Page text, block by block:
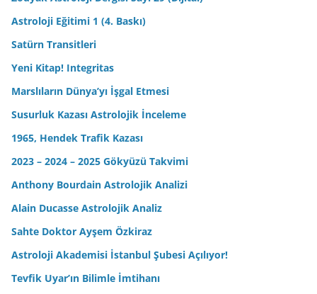
Astroloji Eğitimi 1 (4. Baskı)
Satürn Transitleri
Yeni Kitap! Integritas
Marslıların Dünya’yı İşgal Etmesi
Susurluk Kazası Astrolojik İnceleme
1965, Hendek Trafik Kazası
2023 – 2024 – 2025 Gökyüzü Takvimi
Anthony Bourdain Astrolojik Analizi
Alain Ducasse Astrolojik Analiz
Sahte Doktor Ayşem Özkiraz
Astroloji Akademisi İstanbul Şubesi Açılıyor!
Tevfik Uyar’ın Bilimle İmtihanı